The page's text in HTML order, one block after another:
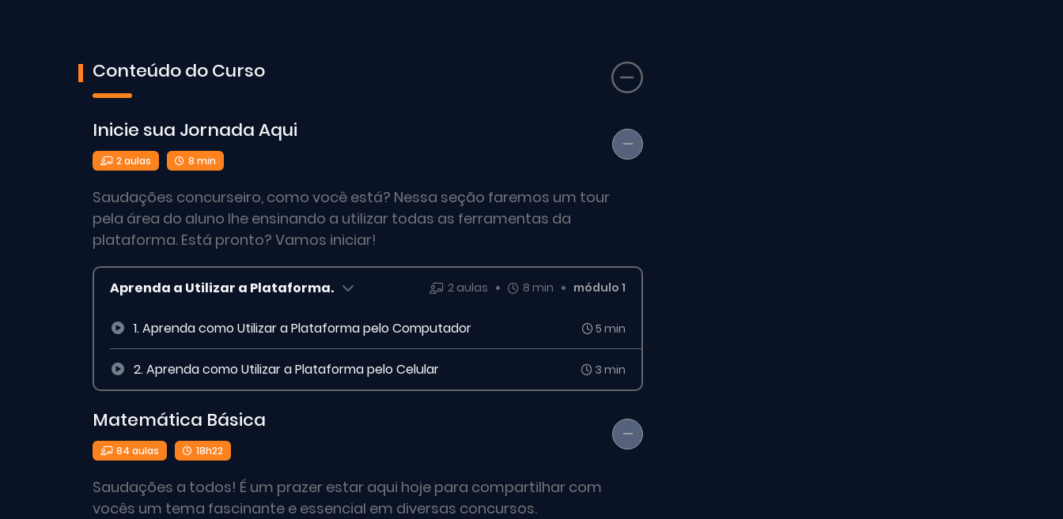
Conteúdo do Curso
Inicie sua Jornada Aqui
2 aulas 8 min
Saudações concurseiro, como você está? Nessa seção faremos um tour
pela área do aluno lhe ensinando a utilizar todas as ferramentas da
plataforma. Está pronto? Vamos iniciar!
Aprenda a Utilizar a Plataforma. 2 aulas 8 min módulo 1
1. Aprenda como Utilizar a Plataforma pelo Computador 5 min
2. Aprenda como Utilizar a Plataforma pelo Celular 3 min
Matemática Básica
84 aulas 18h22
Saudações a todos! É um prazer estar aqui hoje para compartilhar com
vocês um tema fascinante e essencial em diversas concursos.